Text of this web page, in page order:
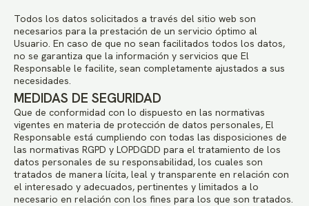
Todos los datos solicitados a través del sitio web son
necesarios para la prestación de un servicio óptimo al
Usuario. En caso de que no sean facilitados todos los datos,
no se garantiza que la información y servicios que El
Responsable le facilite, sean completamente ajustados a sus
necesidades.
MEDIDAS DE SEGURIDAD
Que de conformidad con lo dispuesto en las normativas
vigentes en materia de protección de datos personales, El
Responsable está cumpliendo con todas las disposiciones de
las normativas RGPD y LOPDGDD para el tratamiento de los
datos personales de su responsabilidad, los cuales son
tratados de manera lícita, leal y transparente en relación con
el interesado y adecuados, pertinentes y limitados a lo
necesario en relación con los fines para los que son tratados.